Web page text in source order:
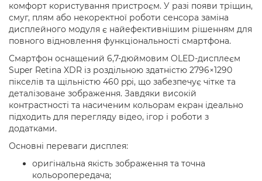
комфорт користування пристроєм. У разі появи тріщин,
смуг, плям або некоректної роботи сенсора заміна
дисплейного модуля є найефективнішим рішенням для
повного відновлення функціональності смартфона.
Смартфон оснащений 6,7-дюймовим OLED-дисплеєм
Super Retina XDR із роздільною здатністю 2796×1290
пікселів та щільністю 460 ppi, що забезпечує чітке та
деталізоване зображення. Завдяки високій
контрастності та насиченим кольорам екран ідеально
підходить для перегляду відео, ігор і роботи з
додатками.
Основні переваги дисплея:
оригінальна якість зображення та точна
кольоропередача;